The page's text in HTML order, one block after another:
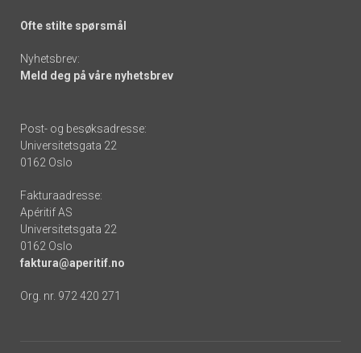
Ofte stilte spørsmål
Nyhetsbrev:
Meld deg på våre nyhetsbrev
Post- og besøksadresse:
Universitetsgata 22
0162 Oslo
Fakturaadresse:
Apéritif AS
Universitetsgata 22
0162 Oslo
faktura@aperitif.no
Org. nr. 972 420 271